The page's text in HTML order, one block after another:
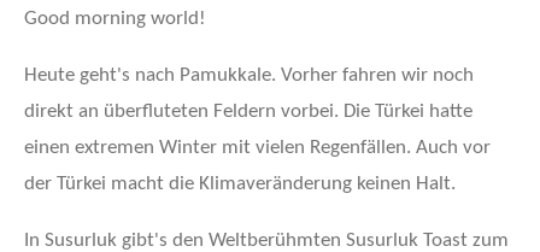
Good morning world!
Heute geht's nach Pamukkale. Vorher fahren wir noch
direkt an überfluteten Feldern vorbei. Die Türkei hatte
einen extremen Winter mit vielen Regenfällen. Auch vor
der Türkei macht die Klimaveränderung keinen Halt.
In Susurluk gibt's den Weltberühmten Susurluk Toast zum